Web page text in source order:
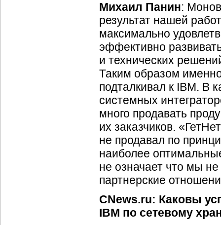
Михаил Панин:
результат нашей
максимально
эффективно
и технических
Таким образом
подталкивал к IBM. В
системных
много продавать
их заказчиков.
не продавал по
наиболее
не означает что мы не
партнерские
CNews.ru: Каковы
IBM по сетевому